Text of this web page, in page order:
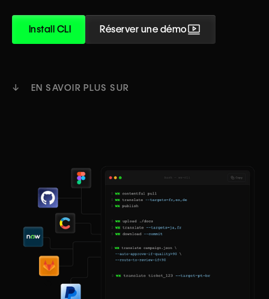
Install CLI Réserver une démo
↓ EN SAVOIR PLUS SUR